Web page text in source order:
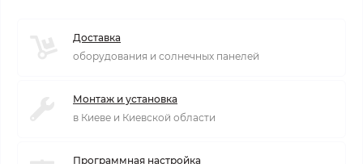
Доставка
оборудования и солнечных панелей
Монтаж и установка
в Киеве и Киевской области
Программная настройка